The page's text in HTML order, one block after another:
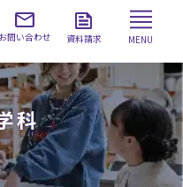
お問い合わせ 資料請求 MENU
科